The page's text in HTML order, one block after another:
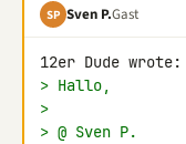
SP Sven P.Gast
> Hallo,
>
> @ Sven P.